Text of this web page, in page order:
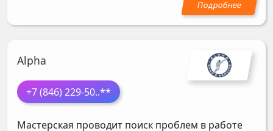
Alpha
+7 (846) 229-50..**
Мастерская проводит поиск проблем в работе